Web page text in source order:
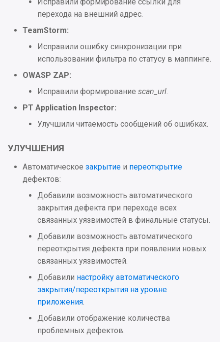
Улучшения
Дистрибутив
2023.3.2
Интеграция
2023.3.1
Аутентификация
2023.2
Интеграции
Аутентификация
Проблемы безопасности
Дистрибутив
перехода на внешний адрес.
TeamStorm:
Исправили ошибку синхронизации при
использовании фильтра по статусу в маппинге.
OWASP ZAP:
Исправили формирование scan_url.
PT Application Inspector:
Улучшили читаемость сообщений об ошибках.
УЛУЧШЕНИЯ
Автоматическое закрытие и переоткрытие
дефектов:
Добавили возможность автоматического
закрытия дефекта при переходе всех
связанных уязвимостей в финальные статусы.
Добавили возможность автоматического
переоткрытия дефекта при появлении новых
связанных уязвимостей.
Добавили настройку автоматического
закрытия/переоткрытия на уровне
приложения.
Добавили отображение количества
проблемных дефектов.